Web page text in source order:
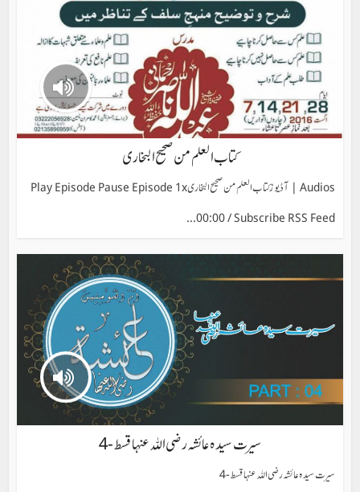
کتاب العلم من صحیح البخاری
Audios | آڈیوز کتاب العلم من صحیح البخاری Play Episode Pause Episode 1x
00:00 / Subscribe RSS Feed...
سیرت سیدہ عائشہ رضی اللہ عنہا قسط -4
سیرت سیدہ عائشہ رضی اللہ عنہا قسط -4